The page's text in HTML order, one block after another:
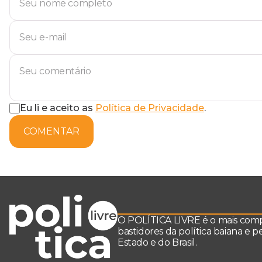
Eu li e aceito as Política de Privacidade.
COMENTAR
O POLÍTICA LIVRE é o mais
bastidores da política baiana e
Estado e do Brasil.